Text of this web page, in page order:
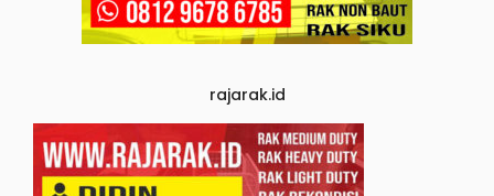
rajarak.id